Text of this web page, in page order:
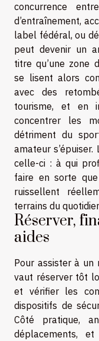
concurrence
d’entraînement,
label fédéral, ou
peut devenir un
titre qu’une zone
se lisent alors
avec des
tourisme, et en
concentrer les
détriment du
amateur
celle-ci : à qui
faire en sorte
ruissellent
terrains du
Réserver,
aides
Pour assister à un
vaut réserver tôt
et vérifier les
dispositifs de
Côté pratique,
déplacements,